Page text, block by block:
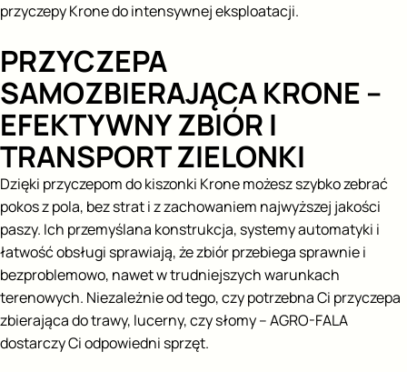
przyczepy Krone do intensywnej eksploatacji.
PRZYCZEPA
SAMOZBIERAJĄCA KRONE –
EFEKTYWNY ZBIÓR I
TRANSPORT ZIELONKI
Dzięki przyczepom do kiszonki Krone możesz szybko zebrać
pokos z pola, bez strat i z zachowaniem najwyższej jakości
paszy. Ich przemyślana konstrukcja, systemy automatyki i
łatwość obsługi sprawiają, że zbiór przebiega sprawnie i
bezproblemowo, nawet w trudniejszych warunkach
terenowych. Niezależnie od tego, czy potrzebna Ci przyczepa
zbierająca do trawy, lucerny, czy słomy – AGRO-FALA
dostarczy Ci odpowiedni sprzęt.